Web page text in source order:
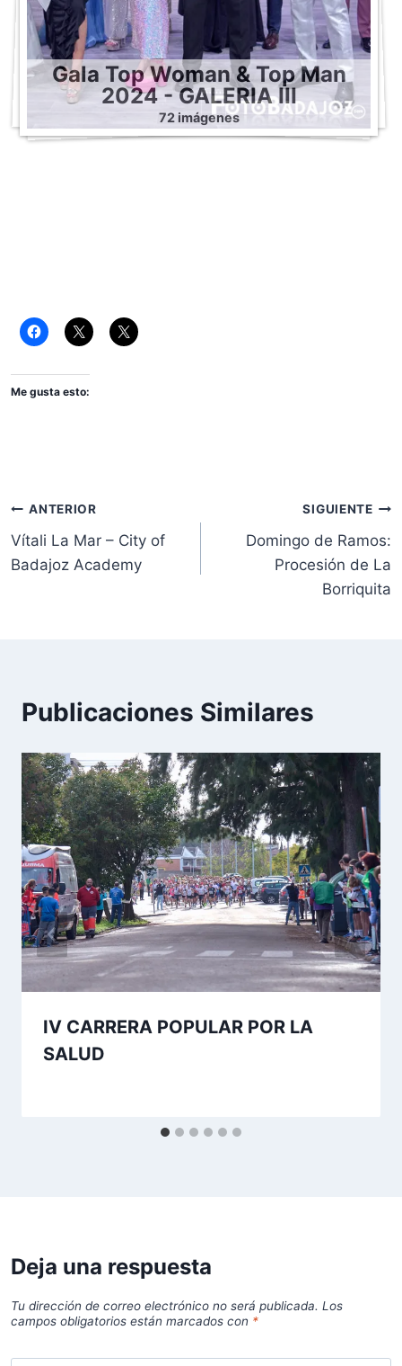
Gala Top Woman & Top Man
2024 - GALERIA III
72 imágenes
Me gusta esto:
Navegación
de
ANTERIOR
Vítali La Mar – City of
Badajoz Academy
SIGUIENTE
Domingo de Ramos:
Procesión de La
Borriquita
Publicaciones Similares
IV CARRERA POPULAR POR LA
SALUD
Deja una respuesta
Tu dirección de correo electrónico no será publicada. Los
campos obligatorios están marcados con *